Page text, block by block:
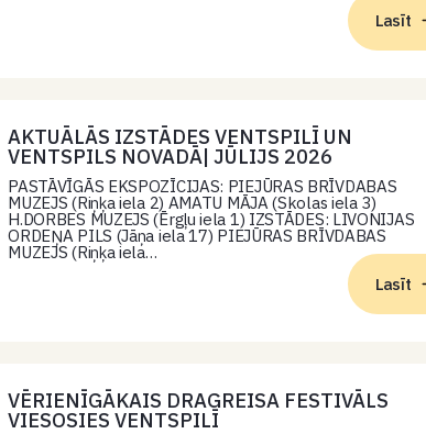
Lasīt
Lasīt
AKTUĀLĀS IZSTĀDES VENTSPILĪ UN
VENTSPILS NOVADĀ| JŪLIJS 2026
PASTĀVĪGĀS EKSPOZĪCIJAS: PIEJŪRAS BRĪVDABAS
MUZEJS (Riņķa iela 2) AMATU MĀJA (Skolas iela 3)
H.DORBES MUZEJS (Ērgļu iela 1) IZSTĀDES: LIVONIJAS
ORDEŅA PILS (Jāņa iela 17) PIEJŪRAS BRĪVDABAS
MUZEJS (Riņķa iela…
VĒRIENĪGĀKAIS DRAGREISA FESTIVĀLS
VIESOSIES VENTSPILĪ